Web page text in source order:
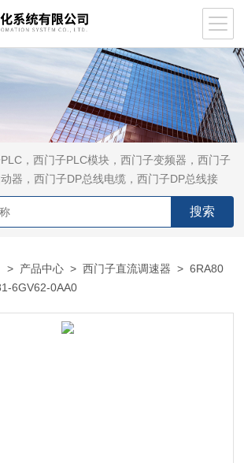
，西门子PLC模块，西门子变频器，西门子
器，西门子DP总线电缆，西门子DP总线接
卡，西门子数控系统及停产备件
> 产品中心 >西门子直流调速器 >6RA80
6GV62-0AA0